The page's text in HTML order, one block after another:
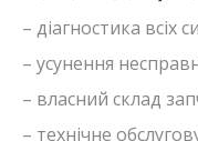
– діагностика всіх
– усунення
– власний склад
– технічне